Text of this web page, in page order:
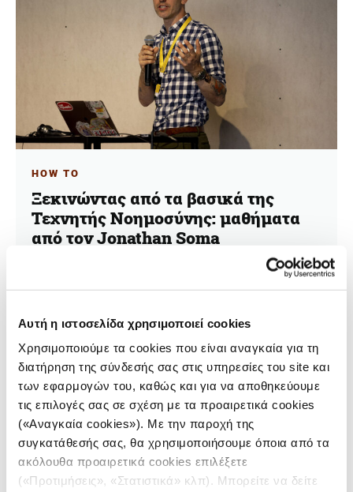
Αυτή η ιστοσελίδα χρησιμοποιεί cookies
Χρησιμοποιούμε τα cookies που είναι αναγκαία για τη
διατήρηση της σύνδεσής σας στις υπηρεσίες του site και
των εφαρμογών του, καθώς και για να αποθηκεύουμε
τις επιλογές σας σε σχέση με τα προαιρετικά cookies
(«Αναγκαία cookies»). Με την παροχή της
συγκατάθεσής σας, θα χρησιμοποιήσουμε όποια από τα
ακόλουθα προαιρετικά cookies επιλέξετε
(«Προτιμήσεις», «Στατιστικά» κλπ). Μπορείτε να δείτε
HOW TO
Ξεκινώντας από τα βασικά της
Τεχνητής Νοημοσύνης: μαθήματα
από τον Jonathan Soma
Ο καθηγητής Jonathan Soma μιλά για την τεχνητή
νοημοσύνη και δίνει πολύτιμες πληροφορίες που
απευθύνονται τόσο σε αρχάριους δημοσιογράφους όσο
και σε έμπειρους επαγγελματίες και αποτελούν μια
ιδανική αφετηρία για όσους ασχολούνται με τον
κλάδο της τεχνολογίας.